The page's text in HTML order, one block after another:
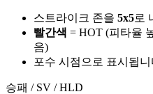
스트라이크 존을 5x5로
빨간색 = HOT (피타율
음)
포수 시점으로 표시됩
승패 / SV / HLD